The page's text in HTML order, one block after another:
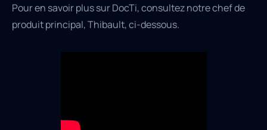
Pour en savoir plus sur DocTi, consultez notre chef de
produit principal, Thibault, ci-dessous.